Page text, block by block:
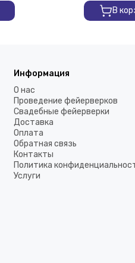
В
Информация
О нас
Проведение фейерверков
Свадебные фейерверки
Доставка
Оплата
Обратная связь
Контакты
Политика
Услуги